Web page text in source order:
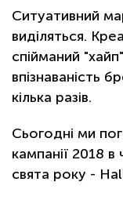
Ситуативний
виділяться.
спійманий
впізнаваність
кілька разів.
Сьогодні ми
кампанії 2018
свята року -